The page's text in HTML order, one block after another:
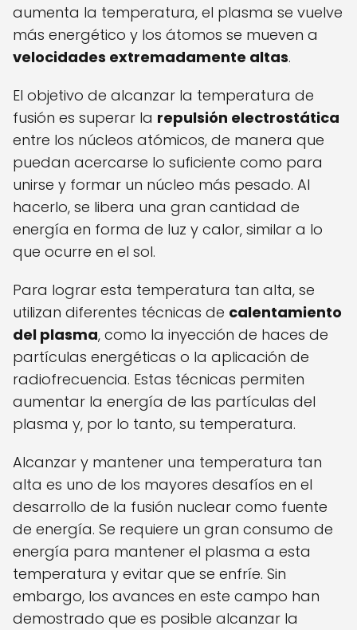
aumenta la temperatura, el plasma se vuelve
más energético y los átomos se mueven a
velocidades extremadamente altas.
El objetivo de alcanzar la temperatura de
fusión es superar la repulsión electrostática
entre los núcleos atómicos, de manera que
puedan acercarse lo suficiente como para
unirse y formar un núcleo más pesado. Al
hacerlo, se libera una gran cantidad de
energía en forma de luz y calor, similar a lo
que ocurre en el sol.
Para lograr esta temperatura tan alta, se
utilizan diferentes técnicas de calentamiento
del plasma, como la inyección de haces de
partículas energéticas o la aplicación de
radiofrecuencia. Estas técnicas permiten
aumentar la energía de las partículas del
plasma y, por lo tanto, su temperatura.
Alcanzar y mantener una temperatura tan
alta es uno de los mayores desafíos en el
desarrollo de la fusión nuclear como fuente
de energía. Se requiere un gran consumo de
energía para mantener el plasma a esta
temperatura y evitar que se enfríe. Sin
embargo, los avances en este campo han
demostrado que es posible alcanzar la